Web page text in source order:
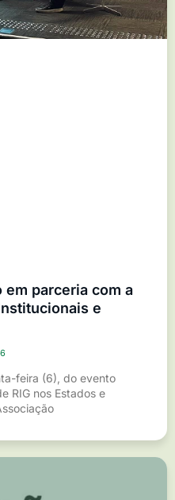
parceria com a
e
feira (6), do evento
RIG nos Estados e